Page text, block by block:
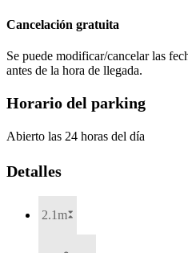
Cancelación gratuita
Se puede modificar/cancelar las
antes de la hora de llegada.
Horario del parking
Abierto las 24 horas del día
Detalles
2.1m